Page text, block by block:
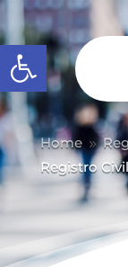
Abrir barra de
Home 9
Registro